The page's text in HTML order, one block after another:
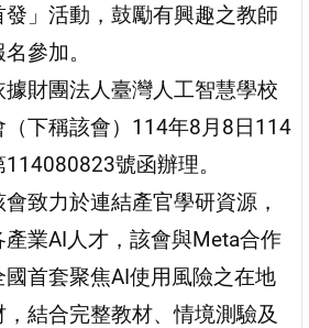
發」活動，鼓勵有興趣之教師
參加。
據財團法人臺灣人工智慧學校
（下稱該會）114年8月8日114
號函辦理。
會致力於連結產官學研資源，
產業AI人才，該會與Meta合作
國首套聚焦AI使用風險之在地
，結合完整教材、情境測驗及